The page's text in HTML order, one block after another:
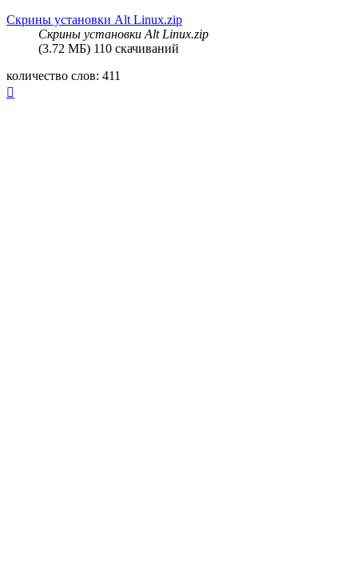
Скрины установки Alt Linux.zip
Скрины установки Alt Linux.zip
(3.72 МБ) 110 скачиваний
количество слов: 411